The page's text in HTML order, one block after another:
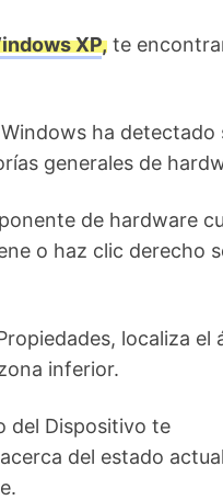
XP,te
ha detectado
generales de
de hardware
o haz clic derecho
localiza el
inferior.
del Dispositivo te
del estado